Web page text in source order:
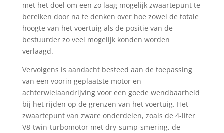
met het doel om een zo laag mogelijk zwaartepunt te
bereiken door na te denken over hoe zowel de totale
hoogte van het voertuig als de positie van de
bestuurder zo veel mogelijk konden worden
verlaagd.
Vervolgens is aandacht besteed aan de toepassing
van een voorin geplaatste motor en
achterwielaandrijving voor een goede wendbaarheid
bij het rijden op de grenzen van het voertuig. Het
zwaartepunt van zware onderdelen, zoals de 4-liter
V8-twin-turbomotor met dry-sump-smering, de